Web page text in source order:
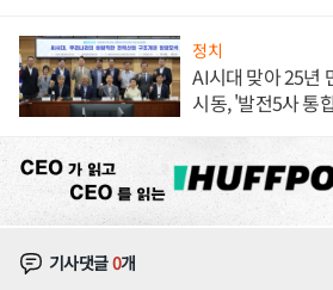
정치
AI시대 맞아 25년
시동, '발전5사 통
기사댓글0개